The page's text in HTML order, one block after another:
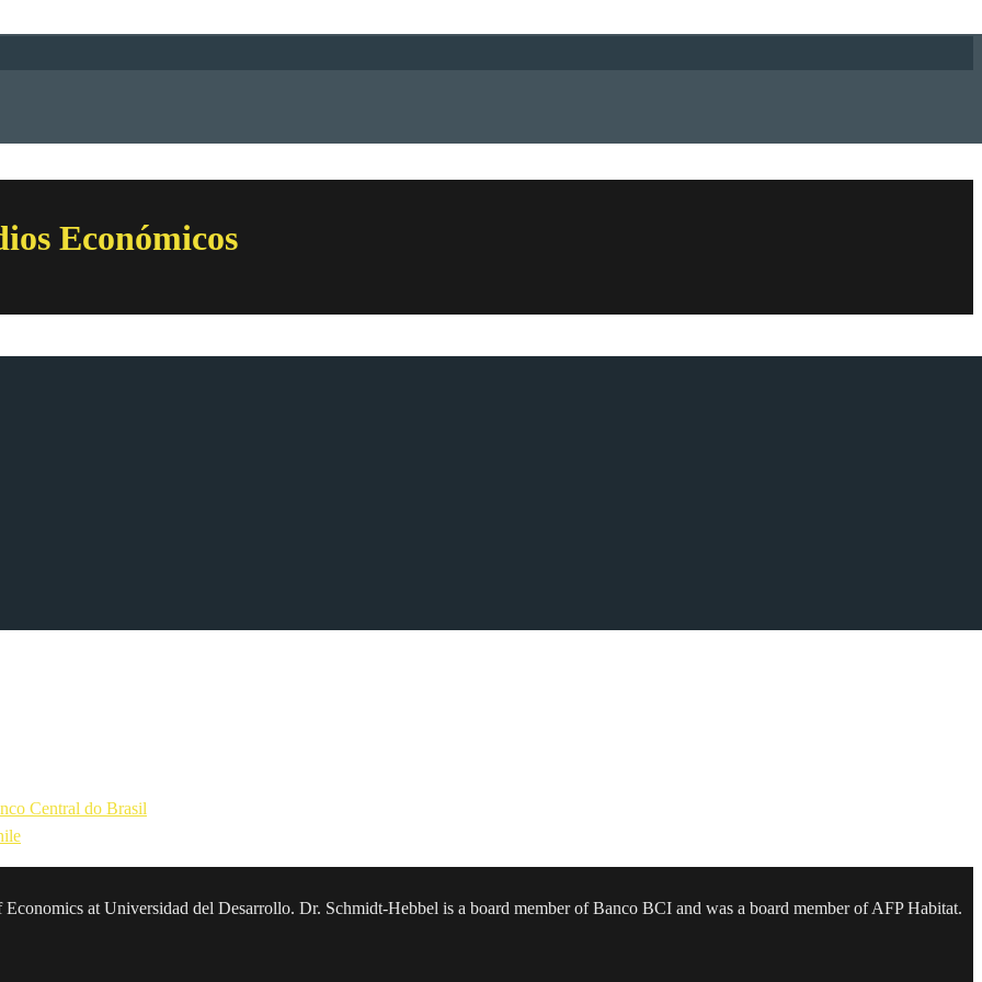
Económicos
de Financiamiento Regional (AFR), en respuesta a la necesidad de
financiera propia, que permitiera afrontar los problemas derivados
de integración regional. En su conferencia anual, se tratarán
monetaria de EE.UU., nuevas tecnologías, políticas
Central do Brasil
at Universidad del Desarrollo. Dr. Schmidt-Hebbel is a board member of Banco BCI and was a board member of AFP Habitat.